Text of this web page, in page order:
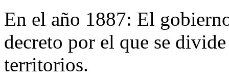
En el año 1887: El
decreto por el que se
territorios.